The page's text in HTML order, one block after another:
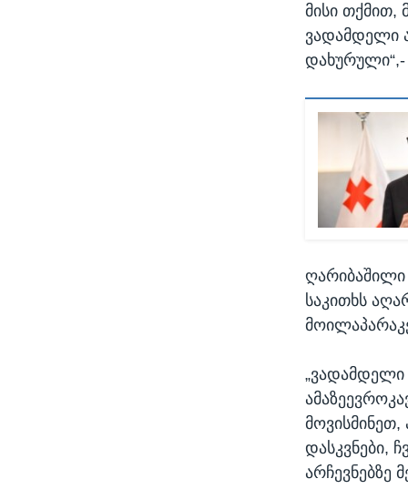
მისი თქმით,
ვადამდელი
დახურული“,-
საკითხს
„ვადამდელი
დასკვნები,
არჩევნებზე